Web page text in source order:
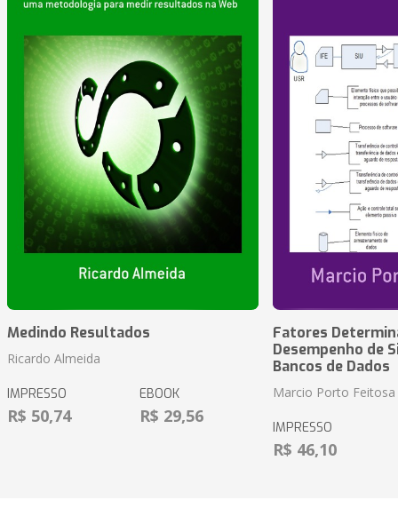
Medindo Resultados
Ricardo Almeida
IMPRESSO
R$ 50,74
EBOOK
R$ 29,56
Fatores
Desempenho de
Bancos de Dados
Marcio Porto Feitosa
IMPRESSO
R$ 46,10